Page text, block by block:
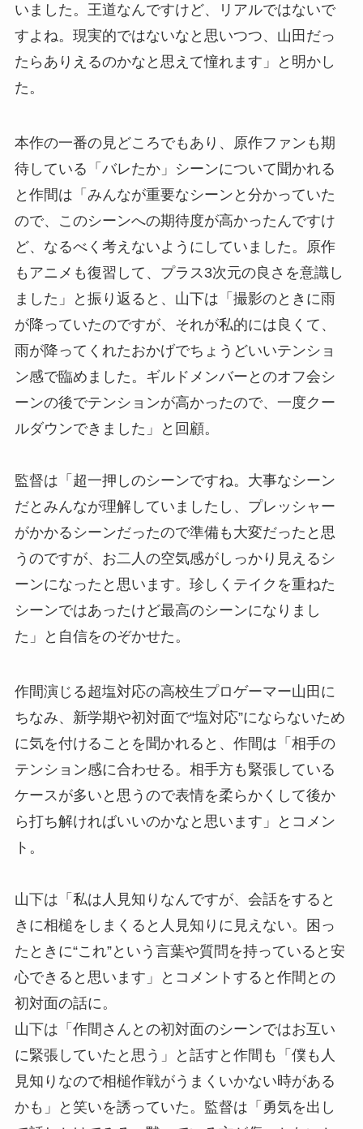
いました。王道なんですけど、リアルではないで
すよね。現実的ではないなと思いつつ、山田だっ
たらありえるのかなと思えて憧れます」と明かし
た。
本作の一番の見どころでもあり、原作ファンも期
待している「バレたか」シーンについて聞かれる
と作間は「みんなが重要なシーンと分かっていた
ので、このシーンへの期待度が高かったんですけ
ど、なるべく考えないようにしていました。原作
もアニメも復習して、プラス3次元の良さを意識し
ました」と振り返ると、山下は「撮影のときに雨
が降っていたのですが、それが私的には良くて、
雨が降ってくれたおかげでちょうどいいテンショ
ン感で臨めました。ギルドメンバーとのオフ会シ
ーンの後でテンションが高かったので、一度クー
ルダウンできました」と回顧。
監督は「超一押しのシーンですね。大事なシーン
だとみんなが理解していましたし、プレッシャー
がかかるシーンだったので準備も大変だったと思
うのですが、お二人の空気感がしっかり見えるシ
ーンになったと思います。珍しくテイクを重ねた
シーンではあったけど最高のシーンになりまし
た」と自信をのぞかせた。
作間演じる超塩対応の高校生プロゲーマー山田に
ちなみ、新学期や初対面で“塩対応”にならないため
に気を付けることを聞かれると、作間は「相手の
テンション感に合わせる。相手方も緊張している
ケースが多いと思うので表情を柔らかくして後か
ら打ち解ければいいのかなと思います」とコメン
ト。
山下は「私は人見知りなんですが、会話をすると
きに相槌をしまくると人見知りに見えない。困っ
たときに“これ”という言葉や質問を持っていると安
心できると思います」とコメントすると作間との
初対面の話に。
山下は「作間さんとの初対面のシーンではお互い
に緊張していたと思う」と話すと作間も「僕も人
見知りなので相槌作戦がうまくいかない時がある
かも」と笑いを誘っていた。監督は「勇気を出し